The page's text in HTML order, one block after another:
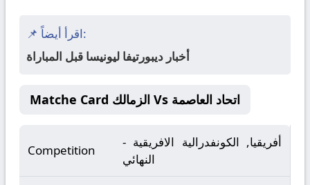
📌 اقرأ أيضاً:
أخبار ديبورتيفا ليونيسا قبل المباراة
Matche Card الزمالك Vs اتحاد العاصمة
Competition
أفريقيا, الكونفدرالية الافريقية -
النهائي